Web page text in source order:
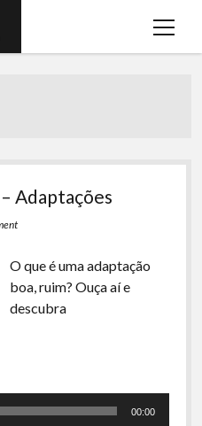
open
Adaptações
O que é uma adaptação
boa, ruim? Ouça aí e
descubra
00:00